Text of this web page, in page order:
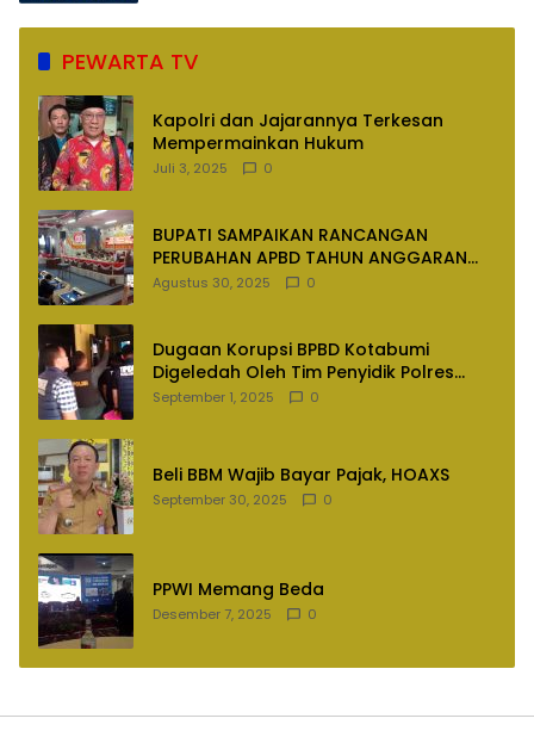
PEWARTA TV
Kapolri dan Jajarannya Terkesan
Mempermainkan Hukum
Juli 3, 2025 0
BUPATI SAMPAIKAN RANCANGAN
PERUBAHAN APBD TAHUN ANGGARAN
2025
Agustus 30, 2025 0
Dugaan Korupsi BPBD Kotabumi
Digeledah Oleh Tim Penyidik Polres
Lampung Utara
September 1, 2025 0
Beli BBM Wajib Bayar Pajak, HOAXS
September 30, 2025 0
PPWI Memang Beda
Desember 7, 2025 0